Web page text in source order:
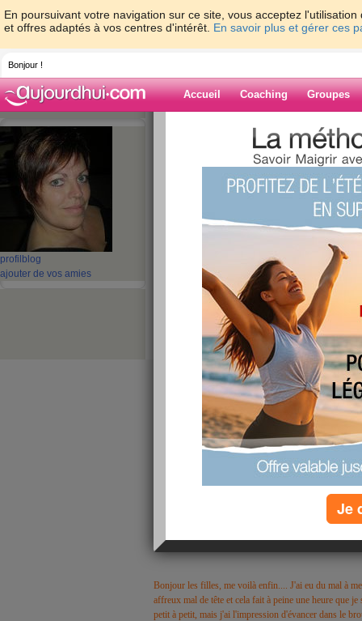
En poursuivant votre navigation sur ce site, vous acceptez
et offres adaptés à vos centres d'intérêt. En savoir plus et gérer ces
Bonjour !
Accueil Coaching Groupes
profil blog
ajouter de vos amies
>
Blog de kethel
21 - 30 31 - 40 41 - 50 51 -
‹ Préc. 11 12 13 14 15
Ô soleil, soleil.....
publié le 06/01/2010 à 12:16
Bonjour les filles, me voilà enfin.... J'ai eu du mal à
affreux mal de tête et cela fait à peine une heure que
petit à petit, mais j'ai l'impression d'évancer dans le
Je